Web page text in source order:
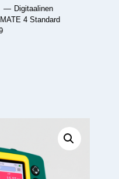
— Digitaalinen
4 Standard